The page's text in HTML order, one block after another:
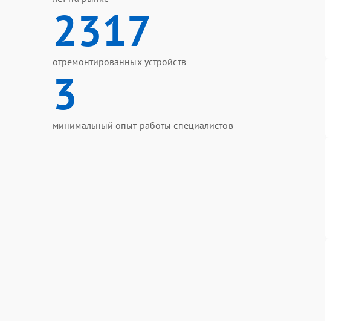
2317
отремонтированных устройств
3
минимальный опыт работы специалистов